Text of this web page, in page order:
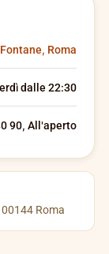
Roma
dalle 22:30
90, All'aperto
Roma